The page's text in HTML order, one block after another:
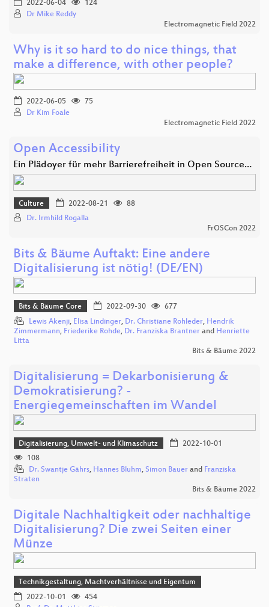
2022-06-04
124
Dr Mike Reddy
Electromagnetic Field 2022
Why is it so hard to do nice things, that
make a difference, with other people?
2022-06-05
75
Dr Kim Foale
Electromagnetic Field 2022
Open Accessibility
Ein Plädoyer für mehr Barrierefreiheit in Open Source…
Culture 2022-08-21
88
Dr. Irmhild Rogalla
FrOSCon 2022
Bits & Bäume Auftakt: Eine andere
Digitalisierung ist nötig! (DE/EN)
Bits & Bäume Core 2022-09-30
677
Lewis Akenji, Elisa Lindinger, Dr. Christiane Rohleder, Hendrik
Zimmermann, Friederike Rohde, Dr. Franziska Brantner and Henriette
Litta
Bits & Bäume 2022
Digitalisierung = Dekarbonisierung &
Demokratisierung? -
Energiegemeinschaften im Wandel
Digitalisierung, Umwelt- und Klimaschutz
2022-10-01
108
Dr. Swantje Gährs, Hannes Bluhm, Simon Bauer and Franziska
Straten
Bits & Bäume 2022
Digitale Nachhaltigkeit oder nachhaltige
Digitalisierung? Die zwei Seiten einer
Münze
Technikgestaltung, Machtverhältnisse und Eigentum
2022-10-01
454